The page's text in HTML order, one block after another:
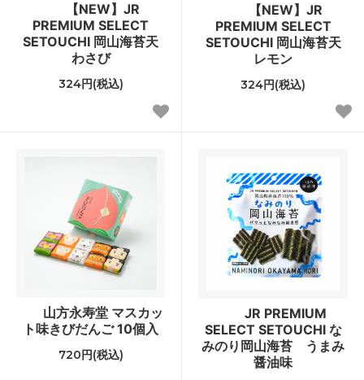
【NEW】JR
PREMIUM SELECT
SETOUCHI 岡山海苔天
わさび
324円(税込)
【NEW】JR
PREMIUM SELECT
SETOUCHI 岡山海苔天
レモン
324円(税込)
山方永寿堂 マスカッ
ト味きびだんご 10個入
720円(税込)
JR PREMIUM
SELECT SETOUCHI な
みのり岡山海苔 うまみ
醤油味